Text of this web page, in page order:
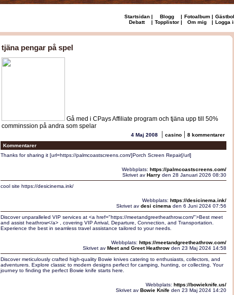
Startsidan | Blogg | Fotoalbum |
Debatt
| Topplistor | Om mig | Logga
tjäna pengar på spel
Gå med i CPays Affiliate program och tjäna upp till 50%
comminssion på andra som spelar
4 Maj 2008 | casino | 8 kommentarer
Kommentarer
Thanks for sharing it [url=https://palmcoastscreens.com/]Porch Screen Repair[/url]
Webbplats: https://palmcoastscreens.com/
Skrivet av Harryden 28 Januari 2026 08:30
cool site https://desicinema.ink/
Webbplats: https://desicinema.ink/
Skrivet av desi cinema den 6 Juni 2024 07:56
Discover unparalleled VIP services at <a href="https://meetandgreetheathrow.com/">Best meet
and assist heathrow</a> , covering VIP Arrival, Departure, Connection, and Transportation.
Experience the best in seamless travel assistance tailored to your needs.
Webbplats: https://meetandgreetheathrow.com/
Skrivet av Meet and Greet Heathrowden 23 Maj 2024 14:58
Discover meticulously crafted high-quality Bowie knives catering to enthusiasts, collectors, and
adventurers. Explore classic to modern designs perfect for camping, hunting, or collecting. Your
journey to finding the perfect Bowie knife starts here.
Webbplats: https://bowieknife.us/
Skrivet av Bowie Knifeden 23 Maj 2024 14:20